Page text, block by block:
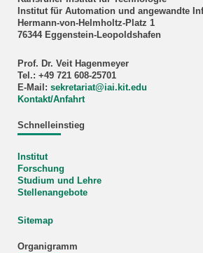
Institut für Automation und angewandte
Hermann-von-Helmholtz-Platz 1
76344 Eggenstein-Leopoldshafen
Prof. Dr. Veit Hagenmeyer
Tel.: +49 721 608-25701
E-Mail: sekretariat@iai.kit.edu
Kontakt/Anfahrt
Schnelleinstieg
Institut
Forschung
Studium und Lehre
Stellenangebote
Sitemap
Organigramm